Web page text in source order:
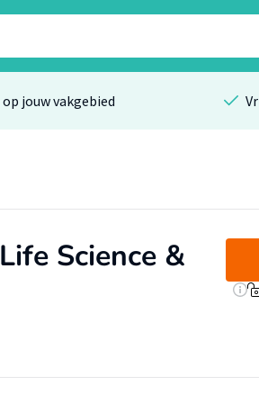
jouw vakgebied
Science &